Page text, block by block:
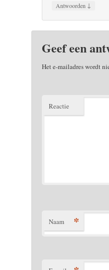
Antwoorden ↓
Geef een
Het e-mailadres wordt
Reactie
Naam *